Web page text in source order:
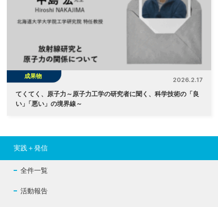
成果物
2026.2.17
てくてく、原子力～原子力工学の研究者に聞く、科学技術の「良
い」 「悪い」の境界線～
実践＋発信
全件一覧
活動報告